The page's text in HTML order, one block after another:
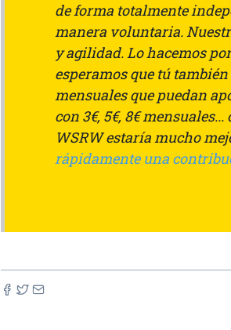
de forma totalmente
manera voluntaria.
y agilidad. Lo hacemos
esperamos que tú
mensuales que puedan
con 3€, 5€, 8€
WSRW estaría mucho
rápidamente una